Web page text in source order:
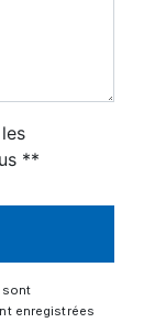
**
sont
enregistrées